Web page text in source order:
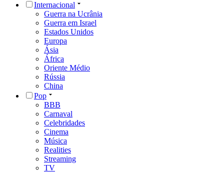
Internacional
Guerra na Ucrânia
Guerra em Israel
Estados Unidos
Europa
Ásia
África
Oriente Médio
Rússia
China
Pop
BBB
Carnaval
Celebridades
Cinema
Música
Realities
Streaming
TV